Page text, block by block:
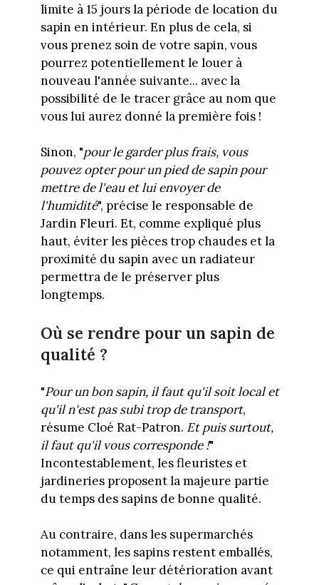
limite à 15 jours la période de location du
sapin en intérieur. En plus de cela, si
vous prenez soin de votre sapin, vous
pourrez potentiellement le louer à
nouveau l'année suivante... avec la
possibilité de le tracer grâce au nom que
vous lui aurez donné la première fois !
Sinon, "pour le garder plus frais, vous
pouvez opter pour un pied de sapin pour
mettre de l'eau et lui envoyer de
l'humidité", précise le responsable de
Jardin Fleuri. Et, comme expliqué plus
haut, éviter les pièces trop chaudes et la
proximité du sapin avec un radiateur
permettra de le préserver plus
longtemps.
Où se rendre pour un sapin de
qualité ?
"Pour un bon sapin, il faut qu'il soit local et
qu'il n'est pas subi trop de transport,
résume Cloé Rat-Patron. Et puis surtout,
il faut qu'il vous corresponde !"
Incontestablement, les fleuristes et
jardineries proposent la majeure partie
du temps des sapins de bonne qualité.
Au contraire, dans les supermarchés
notamment, les sapins restent emballés,
ce qui entraîne leur détérioration avant